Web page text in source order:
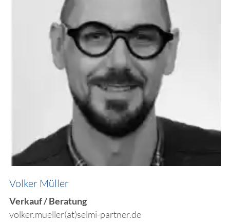
Volker Müller
​Verkauf / Beratung
volker.mueller(at)selmi-partner.de